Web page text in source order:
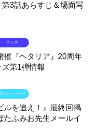
第3話あらすじ＆場面写
催『ヘタリア』20周年
第1弾情報
グッズ
ルを追え！』最終回掲
たふみお先生メールイ
ンガ・ラノベ